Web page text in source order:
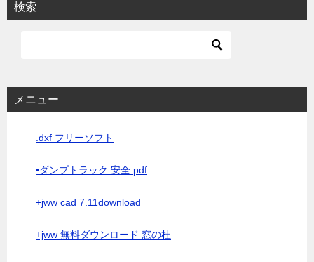
検索
メニュー
.dxf フリーソフト
•ダンプトラック 安全 pdf
+jww cad 7.11download
+jww 無料ダウンロード 窓の杜